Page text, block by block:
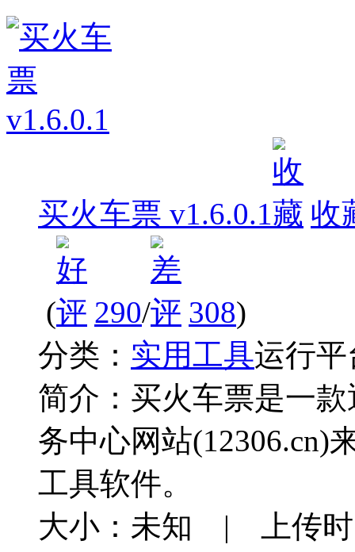
买火车票 v1.6.0.1 收
( 290/ 308)
分类： 实用工具运行平
简介： 买火车票是一
务中心网站(12306.cn)
工具软件。
大小：未知 | 上传